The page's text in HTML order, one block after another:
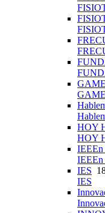
HOY
HOY
IES
IES